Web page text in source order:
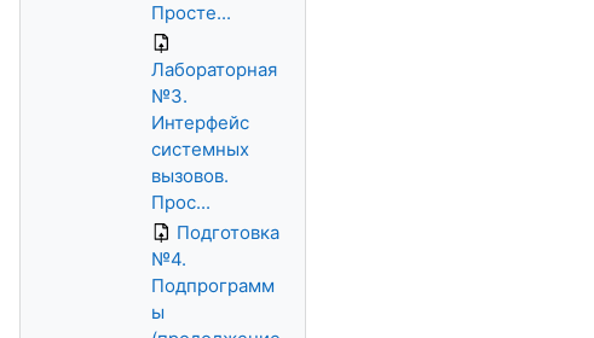
Просте...
Лабораторная
№3.
Интерфейс
системных
вызовов.
Прос...
Подготовка
№4.
Подпрограмм
ы